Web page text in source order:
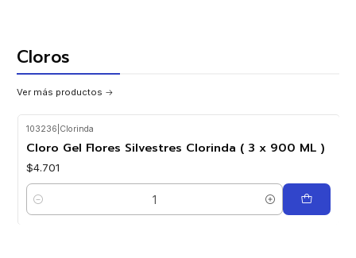
Cloros
Ver más productos
103236 Clorinda
Cloro Gel Flores Silvestres Clorinda ( 3 x 900 ML )
$4.701
Cantidad